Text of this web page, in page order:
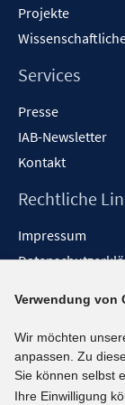
Projekte
Services
Presse
IAB-Newsletter
Kontakt
Rechtliche
Impressum
Barrieren melden
Social-Media-
BlueSky
Verwendung von
Wir möchten
anpassen. Zu
Sie können selbst
Ihre Einwilligung